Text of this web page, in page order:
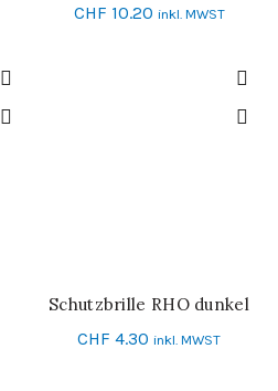
CHF 10.20 inkl. MWST
IN DEN WARENKORB
Schutzbrille RHO dunkel
CHF 4.30 inkl. MWST